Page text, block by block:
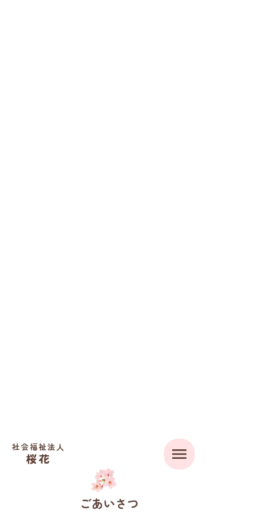
社会福祉法人
桜花 menu
ごあいさつ